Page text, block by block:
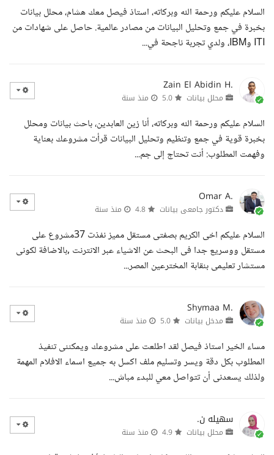
السلام عليكم ورحمة الله وبركاته، استاذ فيصل معك هشام، محلل بيانات
بخبرة في جمع وتحليل البيانات من مصادر عالمية. حاصل على شهادات من
ITI وIBM، ولدي تجربة ناجحة في...
Zain El Abidin H.
محلل بيانات منذ سنة
السلام عليكم ورحمة الله وبركاته، أنا زين العابدين، باحث بيانات ومحلل
بخبرة قوية في جمع وتنظيم وتحليل البيانات قرأت مشروعك بعناية
وفهمت المطلوب: أنت تحتاج إلى جم...
Omar A.
دكتور جامعى بيانات منذ سنة
السلام عليكم اخى الكريم بصفتى مستقل مميز نفذت 37مشروع على
مستقل ووسريع جدا فى البحث عن الاشياء عبر الانترنت ,بالاضافة لكونى
مستشار تعليمى بنقابة المخترعين المصر...
Shymaa M.
مدخل بيانات منذ سنة
مساء الخير استاذ فيصل لقد اطلعت على مشروعك ويمكننى تنفيذ
المطلوب بكل دقة ويسر وتسليم ملف اكسل به جميع اسماء الافلام المهمة
ولذلك يسعدنى أن تتواصل معي للبدء مباش...
سهيله ن.
محلل بيانات منذ سنة